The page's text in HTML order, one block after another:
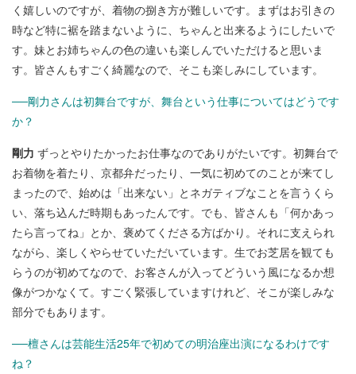
く嬉しいのですが、着物の捌き方が難しいです。まずはお引きの
時など特に裾を踏まないように、ちゃんと出来るようにしたいで
す。妹とお姉ちゃんの色の違いも楽しんでいただけると思いま
す。皆さんもすごく綺麗なので、そこも楽しみにしています。
──剛力さんは初舞台ですが、舞台という仕事についてはどうです
か？
剛力 ずっとやりたかったお仕事なのでありがたいです。初舞台で
お着物を着たり、京都弁だったり、一気に初めてのことが来てし
まったので、始めは「出来ない」とネガティブなことを言うくら
い、落ち込んだ時期もあったんです。でも、皆さんも「何かあっ
たら言ってね」とか、褒めてくださる方ばかり。それに支えられ
ながら、楽しくやらせていただいています。生でお芝居を観ても
らうのが初めてなので、お客さんが入ってどういう風になるか想
像がつかなくて。すごく緊張していますけれど、そこが楽しみな
部分でもあります。
──檀さんは芸能生活25年で初めての明治座出演になるわけです
ね？